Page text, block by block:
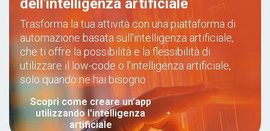
dell'intelligenza artificiale
Trasforma la tua attività con una piattaforma di
automazione basata sull'intelligenza artificiale,
che ti offre la possibilità e la flessibilità di
utilizzare il low-code o l'intelligenza artificiale,
solo quando ne hai bisogno.
Scopri come creare un'app
utilizzando l'intelligenza
artificiale